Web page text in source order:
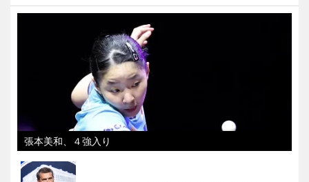
張本美和、４強入り